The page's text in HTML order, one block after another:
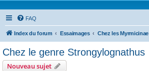
FAQ
Index du forum Essaimages Chez les Myrmicinae
Chez le genre Strongylognathus
Nouveau sujet